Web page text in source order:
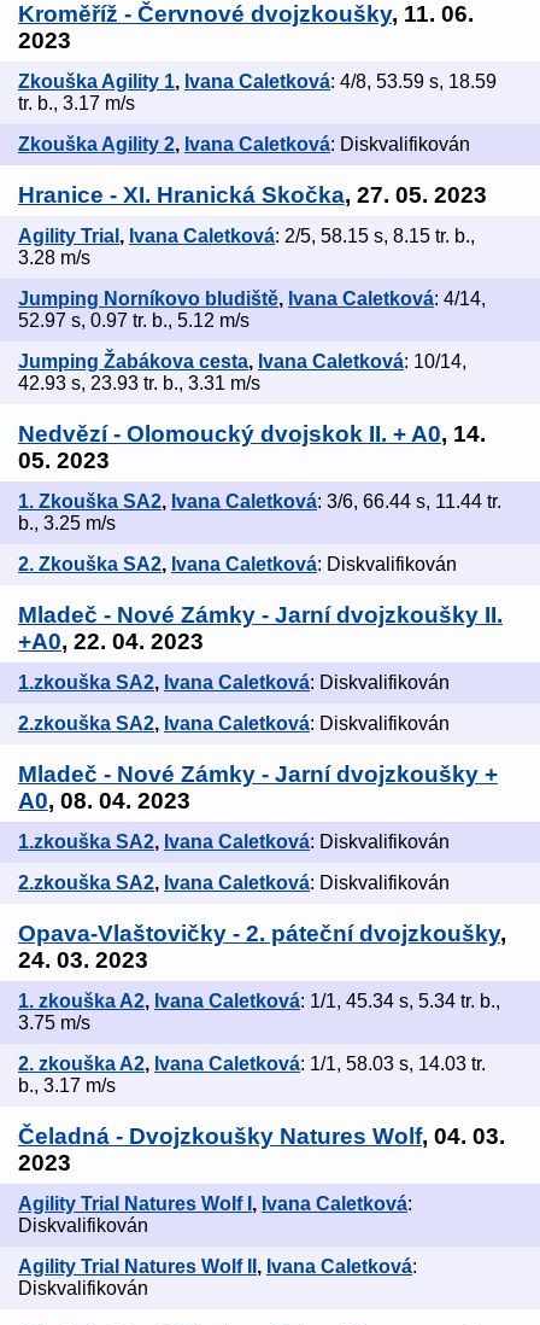
Kroměříž - Červnové dvojzkoušky, 11. 06.
2023
Zkouška Agility 1, Ivana Caletková: 4/8, 53.59 s, 18.59
tr. b., 3.17 m/s
Zkouška Agility 2, Ivana Caletková: Diskvalifikován
Hranice - XI. Hranická Skočka, 27. 05. 2023
Agility Trial , Ivana Caletková: 2/5, 58.15 s, 8.15 tr. b.,
3.28 m/s
Jumping Norníkovo bludiště, Ivana Caletková: 4/14,
52.97 s, 0.97 tr. b., 5.12 m/s
Jumping Žabákova cesta, Ivana Caletková: 10/14,
42.93 s, 23.93 tr. b., 3.31 m/s
Nedvězí - Olomoucký dvojskok II. + A0, 14.
05. 2023
1. Zkouška SA2, Ivana Caletková: 3/6, 66.44 s, 11.44 tr.
b., 3.25 m/s
2. Zkouška SA2, Ivana Caletková: Diskvalifikován
Mladeč - Nové Zámky - Jarní dvojzkoušky II.
+A0, 22. 04. 2023
1.zkouška SA2, Ivana Caletková: Diskvalifikován
2.zkouška SA2, Ivana Caletková: Diskvalifikován
Mladeč - Nové Zámky - Jarní dvojzkoušky +
A0, 08. 04. 2023
1.zkouška SA2, Ivana Caletková: Diskvalifikován
2.zkouška SA2, Ivana Caletková: Diskvalifikován
Opava-Vlaštovičky - 2. páteční dvojzkoušky,
24. 03. 2023
1. zkouška A2, Ivana Caletková: 1/1, 45.34 s, 5.34 tr. b.,
3.75 m/s
2. zkouška A2, Ivana Caletková: 1/1, 58.03 s, 14.03 tr.
b., 3.17 m/s
Čeladná - Dvojzkoušky Natures Wolf, 04. 03.
2023
Agility Trial Natures Wolf I , Ivana Caletková:
Diskvalifikován
Agility Trial Natures Wolf II , Ivana Caletková:
Diskvalifikován